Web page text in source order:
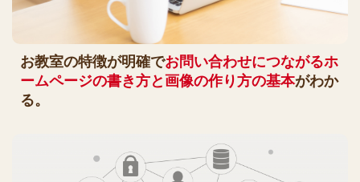
お教室の特徴が明確でお問い合わせにつながるホ
ームページの書き方と画像の作り方の基本がわか
る。